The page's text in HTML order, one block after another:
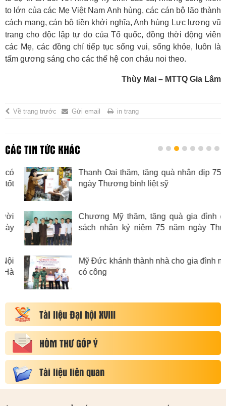
to lớn của các Mẹ Việt Nam Anh hùng, các cán bộ lão thành
cách mạng, cán bộ tiền khởi nghĩa, Anh hùng Lực lượng vũ
trang cho độc lập tự do của Tổ quốc, đồng thời động viên
các Mẹ, các đồng chí tiếp tục sống vui, sống khỏe, luôn là
tấm gương sáng cho các thế hệ con cháu noi theo.
Thùy Mai – MTTQ Gia Lâm
Về trang trước Gửi email in trang
CÁC TIN TỨC KHÁC
Thanh Oai thăm, tặng quà nhân dịp 75 năm
ngày Thương binh liệt sỹ
Chương Mỹ thăm, tặng quà gia đình chính
sách nhân kỷ niệm 75 năm ngày Thương
binh Liệt sỹ
Mỹ Đức khánh thành nhà cho gia đình người
có công
Tài liệu Đại hội XVIII
HÒM THƯ GÓP Ý
Tài liệu liên quan